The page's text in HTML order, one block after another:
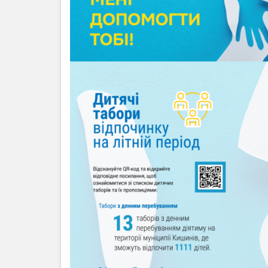
Anticorupție
Evenimente
regulamente
internațională